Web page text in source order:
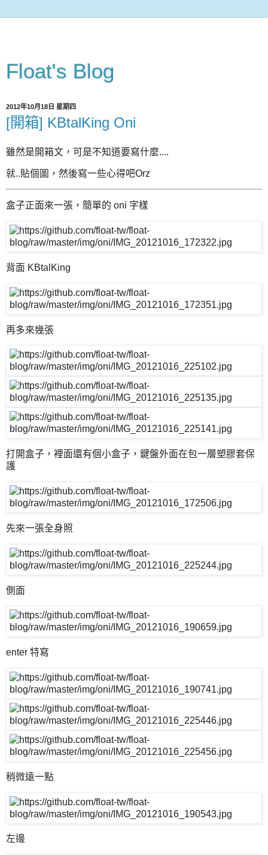
Float's Blog
2012年10月18日 星期四
[開箱] KBtalKing Oni
雖然是開箱文，可是不知道要寫什麼....
就..貼個圖，然後寫一些心得吧Orz
盒子正面來一張，簡單的 oni 字樣
背面 KBtalKing
再多來幾張
打開盒子，裡面還有個小盒子，鍵盤外面在包一層塑膠套保
護
先來一張全身照
側面
enter 特寫
稍微遠一點
左邊